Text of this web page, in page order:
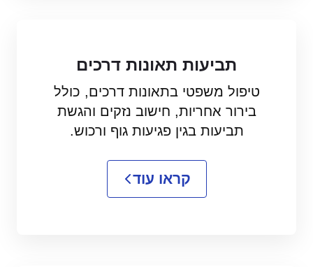
תביעות תאונות דרכים
טיפול משפטי בתאונות דרכים, כולל
בירור אחריות, חישוב נזקים והגשת
תביעות בגין פגיעות גוף ורכוש.
קראו עוד